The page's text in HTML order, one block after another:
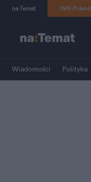
na:Temat INN:Poland
Wiadomości Polityka